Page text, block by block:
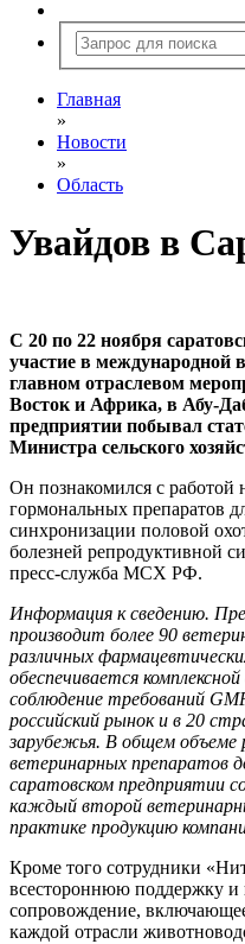
Главная
»
Новости
»
Область
Увайдов в
C 20 по 22 ноября
участие в международной
главном отраслевом
Восток и Африка, в Абу-
предприятии побывал
Министра сельского
Он познакомился с работой
гормональных препаратов
синхронизации половой
болезней репродуктивной
пресс-служба МСХ РФ.
Информация к сведению.
производит более 90
различных
обеспечивается
соблюдение требований
российский рынок и в 20
зарубежья. В общем объеме
ветеринарных препаратов
саратовском предприятии
каждый второй
практике продукцию
Кроме того сотрудники
всестороннюю поддержку и
сопровождение,
каждой отрасли